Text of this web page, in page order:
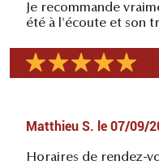
Je recommande
été à l'écoute et son
Matthieu S. le 07/09/
Horaires de rendez-